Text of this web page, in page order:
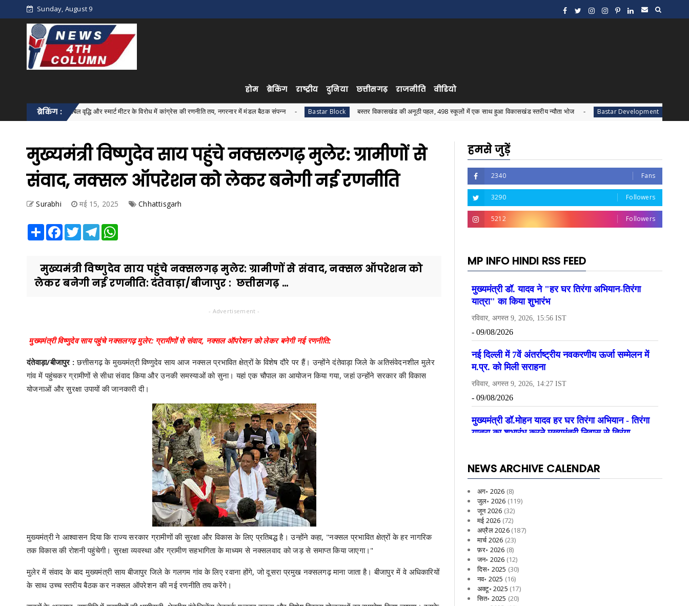
Sunday, August 9
होम ब्रेकिंग राष्ट्रीय दुनिया छत्तीसगढ़ राजनीति वीडियो
ब्रेकिंग :
बिजली बिल वृद्धि और स्मार्ट मीटर के विरोध में कांग्रेस की रणनीति तय, नगरनार में मंडल बैठक संपन्न Bastar Block बस्तर विकासखंड की अनूठी पहल, 498 स्कूलों में एक साथ हुआ विकासखंड स्तरीय न्यौता भोज Bastar Development बस्तर के जनजातीय
मुख्यमंत्री विष्णुदेव साय पहुंचे नक्सलगढ़ मुलेर: ग्रामीणों से
संवाद, नक्सल ऑपरेशन को लेकर बनेगी नई रणनीति
Surabhi मई 15, 2025 Chhattisgarh
Share Facebook
TwitterTelegram
मुख्यमंत्री विष्णुदेव साय पहुंचे नक्सलगढ़ मुलेर: ग्रामीणों से संवाद, नक्सल ऑपरेशन को
लेकर बनेगी नई रणनीति: दंतेवाड़ा/बीजापुर : छत्तीसगढ़ ...
- Advertisement -
मुख्यमंत्री विष्णुदेव साय पहुंचे नक्सलगढ़ मुलेर: ग्रामीणों से संवाद, नक्सल ऑपरेशन को लेकर बनेगी नई रणनीति:
दंतेवाड़ा/बीजापुर :छत्तीसगढ़ के मुख्यमंत्री विष्णुदेव साय आज नक्सल प्रभावित क्षेत्रों के विशेष दौरे पर हैं। उन्होंने दंतेवाड़ा जिले के अतिसंवेदनशील मुलेर
गांव में पहुंचकर ग्रामीणों से सीधा संवाद किया और उनकी समस्याओं को सुना। यहां एक चौपाल का आयोजन किया गया, जहां उन्होंने सरकार की विकास
योजनाओं और सुरक्षा उपायों की जानकारी दी।
मुख्यमंत्री ने आश्वासन दिया कि राज्य सरकार ग्रामीणों की सुरक्षा और विकास के लिए प्रतिबद्ध है। उन्होंने कहा, "नक्सल प्रभावित क्षेत्रों के हर नागरिक
तक विकास की रोशनी पहुंचेगी। सुरक्षा व्यवस्था और ग्रामीण सहभागिता के माध्यम से नक्सलवाद को जड़ से समाप्त किया जाएगा।"
मुलेर में संवाद के बाद मुख्यमंत्री साय बीजापुर जिले के गलगम गांव के लिए रवाना होंगे, जो दूसरा प्रमुख नक्सलगढ़ माना जाता है। बीजापुर में वे अधिकारियों
के साथ उच्च स्तरीय बैठक कर नक्सल ऑपरेशन की नई रणनीति तय करेंगे।
हमसे जुड़ें
2340 Fans
3290 Followers
5212 Followers
MP INFO HINDI RSS FEED
NEWS ARCHIVE CALENDAR
अग॰ 2026 (8)
जुल॰ 2026 (119)
जून 2026 (32)
मई 2026 (72)
अप्रैल 2026(187)
मार्च 2026 (23)
फ़र॰ 2026 (8)
जन॰ 2026 (12)
दिस॰ 2025 (30)
नव॰ 2025 (16)
अक्टू॰ 2025 (17)
सित॰ 2025 (20)